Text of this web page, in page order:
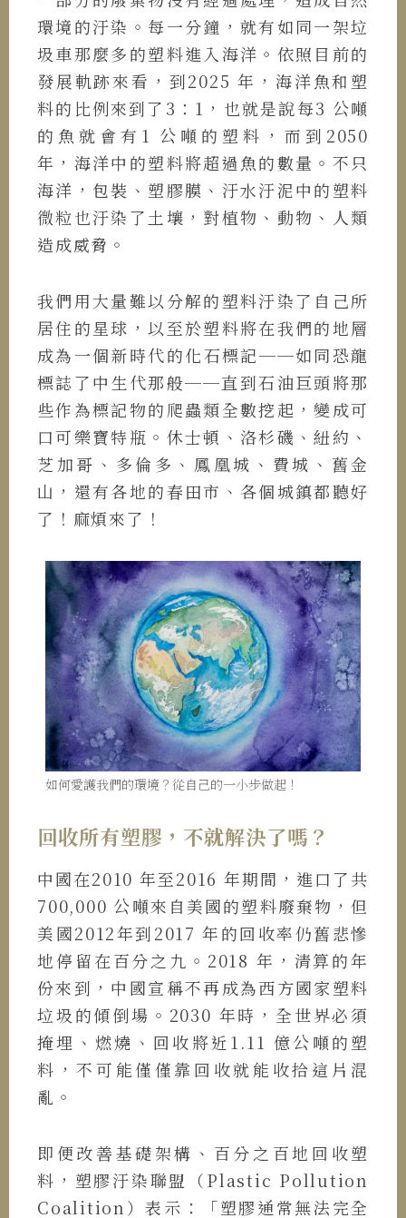
環境的汙染。每一分鐘，就有如同一架垃
圾車那麼多的塑料進入海洋。依照目前的
發展軌跡來看，到2025 年，海洋魚和塑
料的比例來到了3：1，也就是說每3 公噸
的魚就會有1 公噸的塑料，而到2050
年，海洋中的塑料將超過魚的數量。不只
海洋，包裝、塑膠膜、汙水汙泥中的塑料
微粒也汙染了土壤，對植物、動物、人類
造成威脅。
我們用大量難以分解的塑料汙染了自己所
居住的星球，以至於塑料將在我們的地層
成為一個新時代的化石標記──如同恐龍
標誌了中生代那般──直到石油巨頭將那
些作為標記物的爬蟲類全數挖起，變成可
口可樂寶特瓶。休士頓、洛杉磯、紐約、
芝加哥、多倫多、鳳凰城、費城、舊金
山，還有各地的春田市、各個城鎮都聽好
了！麻煩來了！
如何愛護我們的環境？從自己的一小步做起！
回收所有塑膠，不就解決了嗎？
中國在2010 年至2016 年期間，進口了共
700,000 公噸來自美國的塑料廢棄物，但
美國2012年到2017 年的回收率仍舊悲慘
地停留在百分之九。2018 年，清算的年
份來到，中國宣稱不再成為西方國家塑料
垃圾的傾倒場。2030 年時，全世界必須
掩埋、燃燒、回收將近1.11 億公噸的塑
料，不可能僅僅靠回收就能收拾這片混
亂。
即便改善基礎架構、百分之百地回收塑
料，塑膠汙染聯盟（Plastic Pollution
Coalition）表示：「塑膠通常無法完全